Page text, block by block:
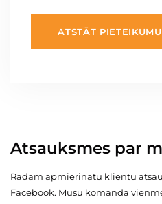
ATSTĀT PIETEIKUMU
Atsauksmes par
Rādām apmierinātu klientu
Facebook. Mūsu komanda